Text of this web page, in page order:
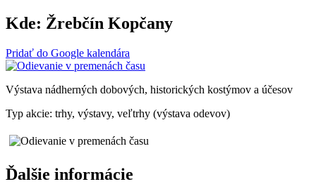
Kde: Žrebčín Kopčany
Pridať do Google kalendára
Výstava nádherných dobových, historických kostýmov a účesov
Typ akcie: trhy, výstavy, veľtrhy (výstava odevov)
Ďalšie informácie